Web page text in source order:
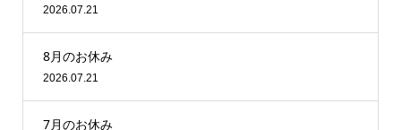
2026.07.21
8月のお休み
2026.07.21
7月のお休み